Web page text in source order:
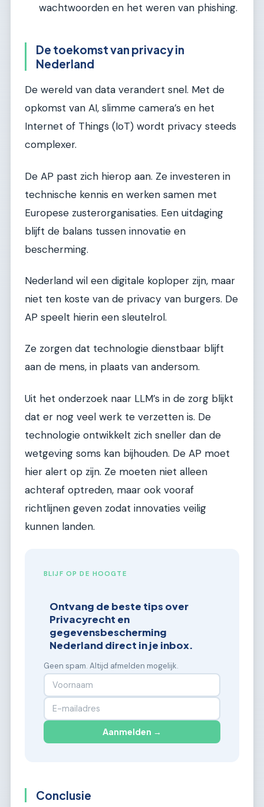
wachtwoorden en het weren van phishing.
De toekomst van privacy in
Nederland
De wereld van data verandert snel. Met de
opkomst van AI, slimme camera’s en het
Internet of Things (IoT) wordt privacy steeds
complexer.
De AP past zich hierop aan. Ze investeren in
technische kennis en werken samen met
Europese zusterorganisaties. Een uitdaging
blijft de balans tussen innovatie en
bescherming.
Nederland wil een digitale koploper zijn, maar
niet ten koste van de privacy van burgers. De
AP speelt hierin een sleutelrol.
Ze zorgen dat technologie dienstbaar blijft
aan de mens, in plaats van andersom.
Uit het onderzoek naar LLM’s in de zorg blijkt
dat er nog veel werk te verzetten is. De
technologie ontwikkelt zich sneller dan de
wetgeving soms kan bijhouden. De AP moet
hier alert op zijn. Ze moeten niet alleen
achteraf optreden, maar ook vooraf
richtlijnen geven zodat innovaties veilig
kunnen landen.
BLIJF OP DE HOOGTE
Ontvang de beste tips over
Privacyrecht en
gegevensbescherming
Nederland direct in je inbox.
Geen spam. Altijd afmelden mogelijk.
Aanmelden →
Conclusie